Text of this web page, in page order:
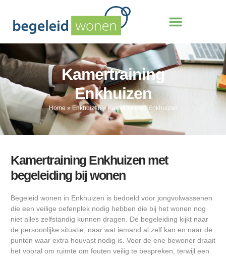
Kamertraining
Enkhuizen
Home » Enkhuizen»Kamertraining Enkhuizen
Kamertraining Enkhuizen met
begeleiding bij wonen
Begeleid wonen in Enkhuizen is bedoeld voor jongvolwassenen
die een veilige oefenplek nodig hebben die bij het wonen nog
niet alles zelfstandig kunnen dragen. De begeleiding kijkt naar
de persoonlijke situatie, naar wat iemand al zelf kan en naar de
punten waar extra houvast nodig is. Voor de ene bewoner draait
het vooral om ruimte om fouten veilig te bespreken, terwijl een